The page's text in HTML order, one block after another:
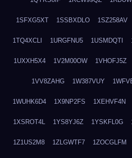
1SFXG5XT 1SSBXDLO 1SZ258AV
1TQ4XCLI 1URGFNU5 1USMDQTI
1UXXH5X4 1V2M00OW 1VHOFJ5Z
1VV8ZAHG 1W387VUY
1WUHK6D4 1X9NP2FS 1XEHVF4N
1XSROT4L 1YS8YJ6Z 1YSKFL0G
1Z1US2M8 1ZLGWTF7 1ZOCGLFM